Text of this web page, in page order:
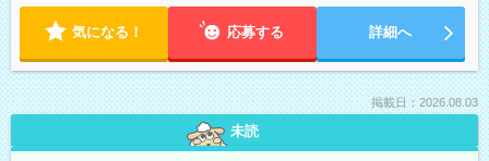
気になる！ 応募する 詳細へ
掲載日：2026.08.03
未読